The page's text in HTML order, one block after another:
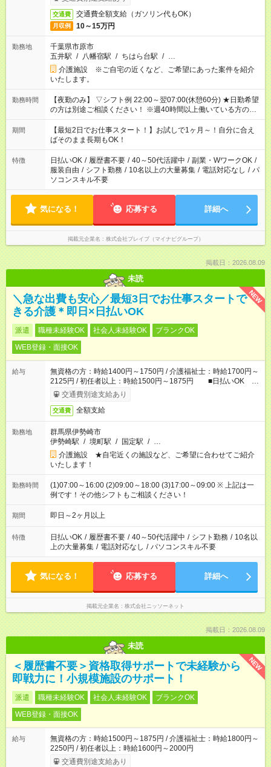
交通費 交通費全額支給（ガソリン代もOK）
月収例 10～15万円
勤務地
千葉県市原市
五井駅 / 八幡宿駅 / ちはら台駅 / …
介護施設 ※ご自宅の近くなど、ご希望にあった案件を紹介
いたします。
勤務時間
【夜勤のみ】 ▽シフト例 22:00～翌07:00(休憩60分) ★日勤希望
の方は別途ご相談ください！ ※週40時間以上働いている方のW
ワークはNG
期間
【最短2日でお仕事スタート！】お試しで1ヶ月～！自分に合え
ばそのまま長期もOK！
特徴 日払いOK / 履歴書不要 / 40～50代活躍中 / 副業・WワークOK /
服装自由 / シフト勤務 / 10名以上の大量募集 / 電話対応なし / パ
ソコンスキル不要
気になる！ 応募する 詳細へ
掲載元企業名 株式会社ブレイブ（マイナビグループ）
掲載日：2026.08.09
未読
NEW
＼急な出費も安心／最短3日でお仕事スタートで
きる介護＊即日×日払いOK
派遣 職種未経験OK 社会人未経験OK
ブランクOK
WEB登録・面接OK
給与
無資格の方：時給1400円～1750円 / 介護福祉士：時給1700円～
2125円 / 初任者以上：時給1500円～1875円 ■日払いOK ■
日収例：1万1200円（時給1400円×8h）
交通費別途支給あり
交通費 全額支給
勤務地
群馬県伊勢崎市
伊勢崎駅 / 境町駅 / 国定駅 / …
介護施設 ★自宅近くの施設など、ご希望に合わせてご紹介
いたします！
勤務時間
(1)07:00～16:00 (2)09:00～18:00 (3)17:00～09:00 ※ 上記は一
例です！その他シフトもご相談ください！
期間 即日～2ヶ月以上
特徴 日払いOK / 履歴書不要 / 40～50代活躍中 / シフト勤務 / 10名以
上の大量募集 / 電話対応なし / パソコンスキル不要
気になる！ 応募する 詳細へ
掲載元企業名 株式会社ニッソーネット
掲載日：2026.08.09
未読
NEW
＜履歴書不要＞資格取得サポートで未経験から
即戦力に！小規模施設のサポート！
派遣 職種未経験OK 社会人未経験OK
ブランクOK
WEB登録・面接OK
給与
無資格の方：時給1500円～1875円 / 介護福祉士：時給1800円～
2250円 / 初任者以上：時給1600円～2000円
交通費別途支給あり